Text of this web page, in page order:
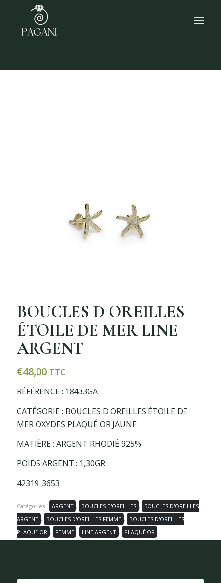
BOUCLES D OREILLES
ÉTOILE DE MER LINE
ARGENT
€48,00 TTC
RÉFÉRENCE : 18433GA
CATÉGORIE : BOUCLES D OREILLES ÉTOILE DE
MER OXYDES PLAQUÉ OR JAUNE
MATIÈRE : ARGENT RHODIÉ 925%
POIDS ARGENT : 1,30GR
42319-3653
Catégories : ARGENT , BOUCLES D'OREILLES ,
BOUCLES D'OREILLES
ARGENT , BOUCLES D'OREILLES FEMME ,
BOUCLES D'OREILLES
PLAQUÉ OR , FEMME , LINE ARGENT , PLAQUÉ OR